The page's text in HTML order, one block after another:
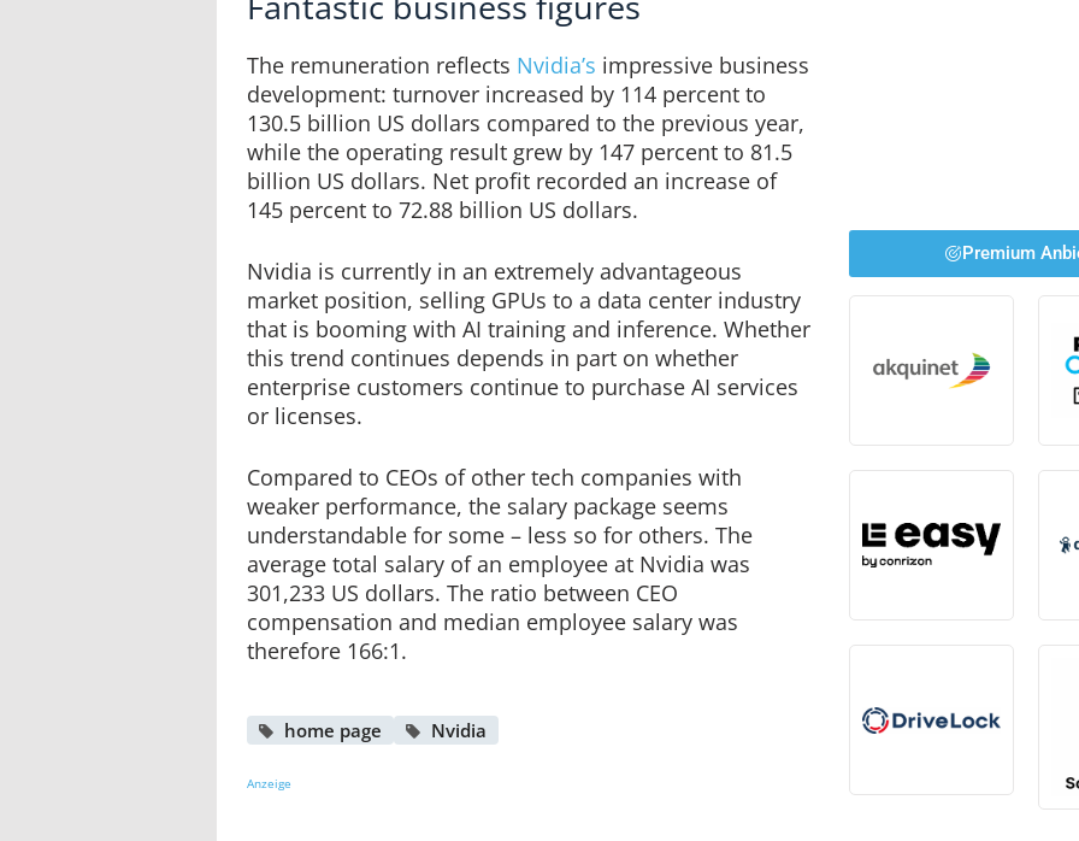
The remuneration reflects Nvidia’s impressive business
development: turnover increased by 114 percent to
130.5 billion US dollars compared to the previous year,
while the operating result grew by 147 percent to 81.5
billion US dollars. Net profit recorded an increase of
145 percent to 72.88 billion US dollars.
Nvidia is currently in an extremely advantageous
market position, selling GPUs to a data center industry
that is booming with AI training and inference. Whether
this trend continues depends in part on whether
enterprise customers continue to purchase AI services
or licenses.
Compared to CEOs of other tech companies with
weaker performance, the salary package seems
understandable for some – less so for others. The
average total salary of an employee at Nvidia was
301,233 US dollars. The ratio between CEO
compensation and median employee salary was
therefore 166:1.
home page Nvidia
Anzeige
Premium